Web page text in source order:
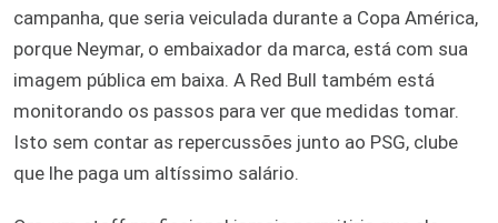
campanha, que seria veiculada durante a Copa América,
porque Neymar, o embaixador da marca, está com sua
imagem pública em baixa. A Red Bull também está
monitorando os passos para ver que medidas tomar.
Isto sem contar as repercussões junto ao PSG, clube
que lhe paga um altíssimo salário.